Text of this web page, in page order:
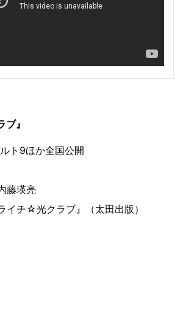
』
ト9ほか全国公開
藤瑛亮
イチ☆光クラブ』（太田出版）